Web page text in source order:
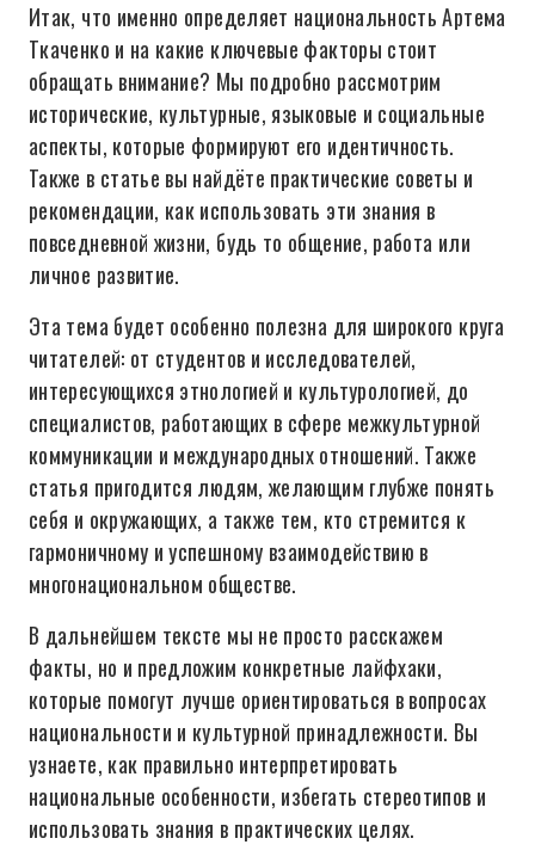
Итак, что именно определяет национальность Артема
Ткаченко и на какие ключевые факторы стоит
обращать внимание? Мы подробно рассмотрим
исторические, культурные, языковые и социальные
аспекты, которые формируют его идентичность.
Также в статье вы найдёте практические советы и
рекомендации, как использовать эти знания в
повседневной жизни, будь то общение, работа или
личное развитие.
Эта тема будет особенно полезна для широкого круга
читателей: от студентов и исследователей,
интересующихся этнологией и культурологией, до
специалистов, работающих в сфере межкультурной
коммуникации и международных отношений. Также
статья пригодится людям, желающим глубже понять
себя и окружающих, а также тем, кто стремится к
гармоничному и успешному взаимодействию в
многонациональном обществе.
В дальнейшем тексте мы не просто расскажем
факты, но и предложим конкретные лайфхаки,
которые помогут лучше ориентироваться в вопросах
национальности и культурной принадлежности. Вы
узнаете, как правильно интерпретировать
национальные особенности, избегать стереотипов и
использовать знания в практических целях.